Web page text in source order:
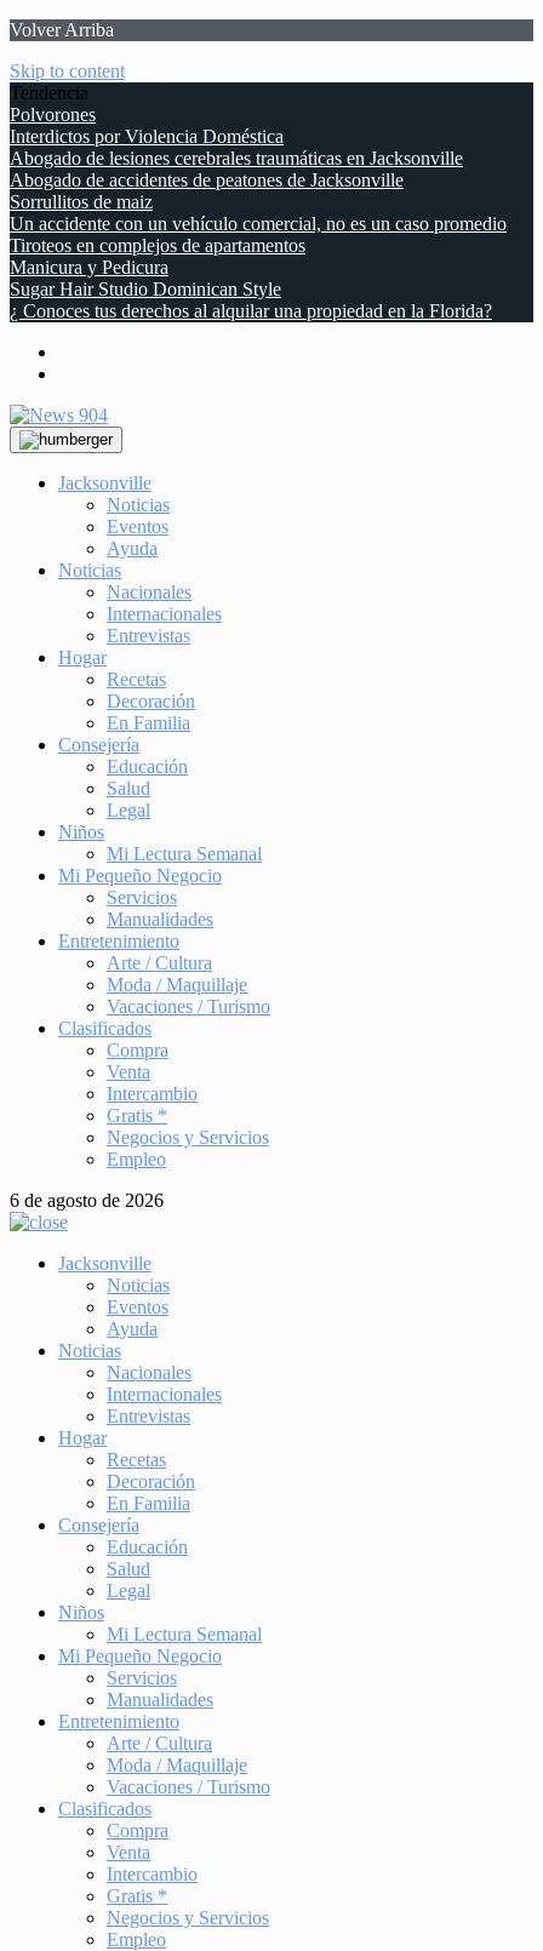
Volver Arriba
Skip to content
Tendencia
Polvorones
Interdictos por Violencia Doméstica
Abogado de lesiones cerebrales traumáticas en Jacksonville
Abogado de accidentes de peatones de Jacksonville
Sorrullitos de maiz
Un accidente con un vehículo comercial, no es un caso promedio
Tiroteos en complejos de apartamentos
Manicura y Pedicura
Sugar Hair Studio Dominican Style
¿ Conoces tus derechos al alquilar una propiedad en la Florida?
Jacksonville
Noticias
Eventos
Ayuda
Noticias
Nacionales
Internacionales
Entrevistas
Hogar
Recetas
Decoración
En Familia
Consejería
Educación
Salud
Legal
Niños
Mi Lectura Semanal
Mi Pequeño Negocio
Servicios
Manualidades
Entretenimiento
Arte / Cultura
Moda / Maquillaje
Vacaciones / Turismo
Clasificados
Compra
Venta
Intercambio
Gratis *
Negocios y Servicios
Empleo
6 de agosto de 2026
Jacksonville
Noticias
Eventos
Ayuda
Noticias
Nacionales
Internacionales
Entrevistas
Hogar
Recetas
Decoración
En Familia
Consejería
Educación
Salud
Legal
Niños
Mi Lectura Semanal
Mi Pequeño Negocio
Servicios
Manualidades
Entretenimiento
Arte / Cultura
Moda / Maquillaje
Vacaciones / Turismo
Clasificados
Compra
Venta
Intercambio
Gratis *
Negocios y Servicios
Empleo